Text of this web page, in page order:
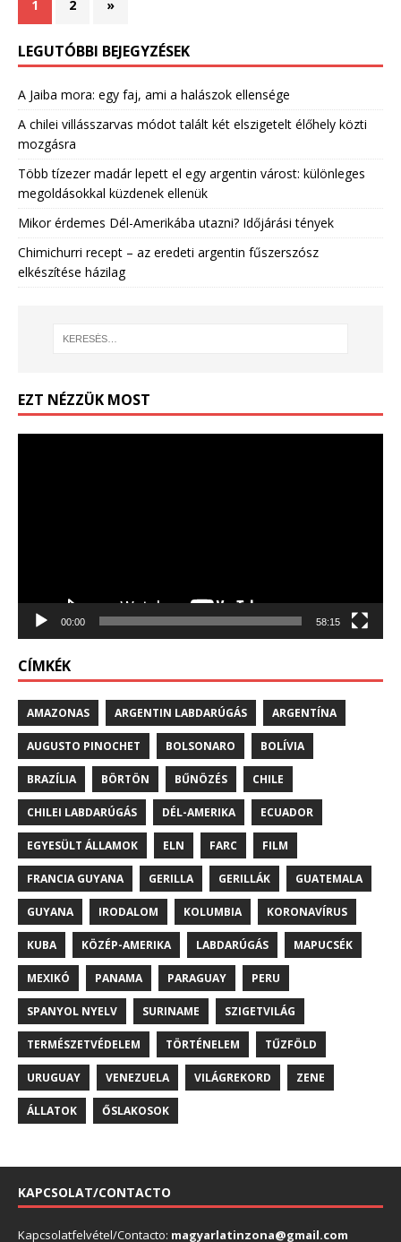
1 2 »
LEGUTÓBBI BEJEGYZÉSEK
A Jaiba mora: egy faj, ami a halászok ellensége
A chilei villásszarvas módot talált két elszigetelt élőhely közti
mozgásra
Több tízezer madár lepett el egy argentin várost: különleges
megoldásokkal küzdenek ellenük
Mikor érdemes Dél-Amerikába utazni? Időjárási tények
Chimichurri recept – az eredeti argentin fűszerszósz
elkészítése házilag
EZT NÉZZÜK MOST
00:00 58:15
CÍMKÉK
AMAZONAS ARGENTIN LABDARÚGÁS ARGENTÍNA
AUGUSTO PINOCHET BOLSONARO BOLÍVIA
BRAZÍLIA BÖRTÖN BŰNÖZÉS CHILE
CHILEI LABDARÚGÁS DÉL-AMERIKA ECUADOR
EGYESÜLT ÁLLAMOK ELN FARC FILM
FRANCIA GUYANA GERILLA GERILLÁK GUATEMALA
GUYANA IRODALOM KOLUMBIA KORONAVÍRUS
KUBA KÖZÉP-AMERIKA LABDARÚGÁS MAPUCSÉK
MEXIKÓ PANAMA PARAGUAY PERU
SPANYOL NYELV SURINAME SZIGETVILÁG
TERMÉSZETVÉDELEM TÖRTÉNELEM TŰZFÖLD
URUGUAY VENEZUELA VILÁGREKORD ZENE
ÁLLATOK ŐSLAKOSOK
KAPCSOLAT/CONTACTO
Kapcsolatfelvétel/Contacto: magyarlatinzona@gmail.com